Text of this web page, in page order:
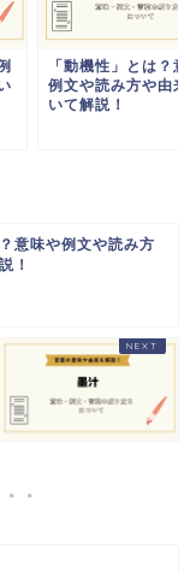
「動機性」とは？意
例文や読み方や由来
いて解説！
意味や例文や読み方
！